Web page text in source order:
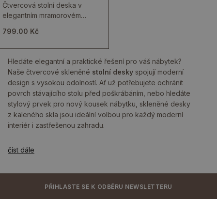
Čtvercová stolní deska v
elegantním mramorovém
799.00 Kč
Hledáte elegantní a praktické řešení pro váš nábytek?
Naše čtvercové skleněné stolní desky spojují moderní
design s vysokou odolností. Ať už potřebujete ochránit
povrch stávajícího stolu před poškrábáním, nebo hledáte
stylový prvek pro nový kousek nábytku, skleněné desky
z kaleného skla jsou ideální volbou pro každý moderní
interiér i zastřešenou zahradu.
číst dále
PŘIHLASTE SE K ODBĚRU NEWSLETTERU